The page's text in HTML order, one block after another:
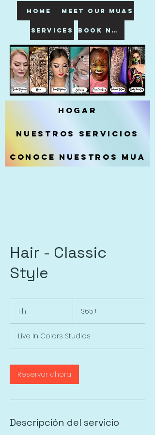
HOME meet our muas
SERVICES book now
Hogar
Nuestros servicios
Conoce nuestros MUA
Hair - Classic
Style
1 h $65+
Live In Colors Studios
Reservar ahora
Descripción del servicio